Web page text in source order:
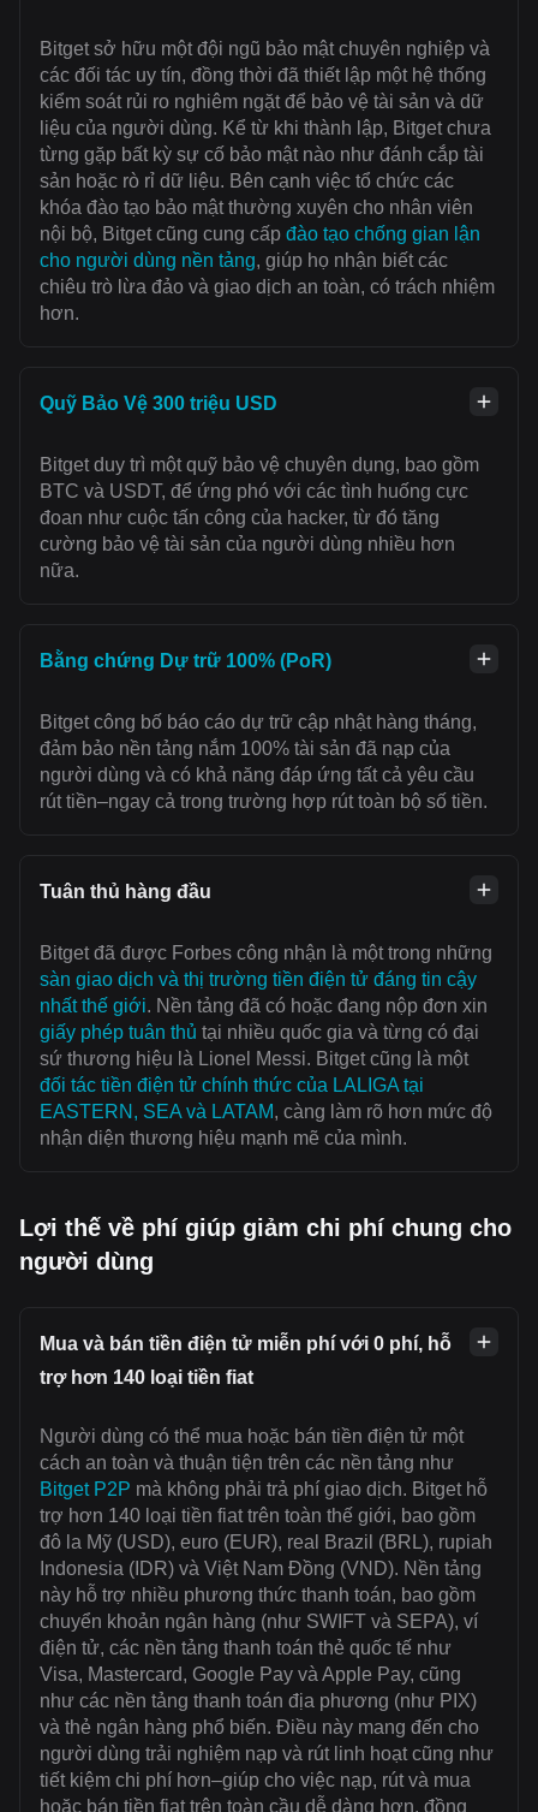
Bitget sở hữu một đội ngũ bảo mật chuyên nghiệp và
các đối tác uy tín, đồng thời đã thiết lập một hệ thống
kiểm soát rủi ro nghiêm ngặt để bảo vệ tài sản và dữ
liệu của người dùng. Kể từ khi thành lập, Bitget chưa
từng gặp bất kỳ sự cố bảo mật nào như đánh cắp tài
sản hoặc rò rỉ dữ liệu. Bên cạnh việc tổ chức các
khóa đào tạo bảo mật thường xuyên cho nhân viên
nội bộ, Bitget cũng cung cấp đào tạo chống gian lận
cho người dùng nền tảng, giúp họ nhận biết các
chiêu trò lừa đảo và giao dịch an toàn, có trách nhiệm
hơn.
Quỹ Bảo Vệ 300 triệu USD
Bitget duy trì một quỹ bảo vệ chuyên dụng, bao gồm
BTC và USDT, để ứng phó với các tình huống cực
đoan như cuộc tấn công của hacker, từ đó tăng
cường bảo vệ tài sản của người dùng nhiều hơn
nữa.
Bằng chứng Dự trữ 100% (PoR)
Bitget công bố báo cáo dự trữ cập nhật hàng tháng,
đảm bảo nền tảng nắm 100% tài sản đã nạp của
người dùng và có khả năng đáp ứng tất cả yêu cầu
rút tiền–ngay cả trong trường hợp rút toàn bộ số tiền.
Tuân thủ hàng đầu
Bitget đã được Forbes công nhận là một trong những
sàn giao dịch và thị trường tiền điện tử đáng tin cậy
nhất thế giới. Nền tảng đã có hoặc đang nộp đơn xin
giấy phép tuân thủ tại nhiều quốc gia và từng có đại
sứ thương hiệu là Lionel Messi. Bitget cũng là một
đối tác tiền điện tử chính thức của LALIGA tại
EASTERN, SEA và LATAM, càng làm rõ hơn mức độ
nhận diện thương hiệu mạnh mẽ của mình.
Lợi thế về phí giúp giảm chi phí chung cho
người dùng
Mua và bán tiền điện tử miễn phí với 0 phí, hỗ
trợ hơn 140 loại tiền fiat
Người dùng có thể mua hoặc bán tiền điện tử một
cách an toàn và thuận tiện trên các nền tảng như
Bitget P2P mà không phải trả phí giao dịch. Bitget hỗ
trợ hơn 140 loại tiền fiat trên toàn thế giới, bao gồm
đô la Mỹ (USD), euro (EUR), real Brazil (BRL), rupiah
Indonesia (IDR) và Việt Nam Đồng (VND). Nền tảng
này hỗ trợ nhiều phương thức thanh toán, bao gồm
chuyển khoản ngân hàng (như SWIFT và SEPA), ví
điện tử, các nền tảng thanh toán thẻ quốc tế như
Visa, Mastercard, Google Pay và Apple Pay, cũng
như các nền tảng thanh toán địa phương (như PIX)
và thẻ ngân hàng phổ biến. Điều này mang đến cho
người dùng trải nghiệm nạp và rút linh hoạt cũng như
tiết kiệm chi phí hơn–giúp cho việc nạp, rút và mua
hoặc bán tiền fiat trên toàn cầu dễ dàng hơn, đồng